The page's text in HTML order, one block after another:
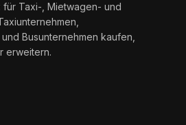
für Taxi-, Mietwagen- und
Busunternehmen kaufen,
erweitern.